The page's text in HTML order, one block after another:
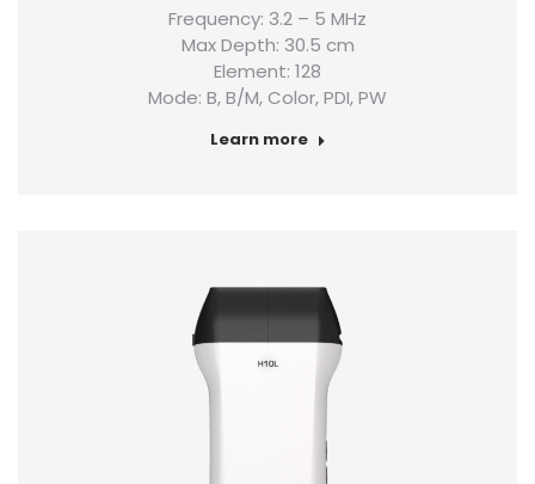
Frequency: 3.2 – 5 MHz
Max Depth: 30.5 cm
Element: 128
Mode: B, B/M, Color, PDI, PW
Learn more